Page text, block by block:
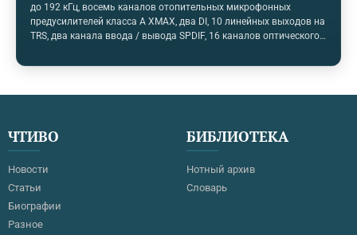
до 192 кГц, восемь каналов отопительных микрофонных
предусилителей класса А XMAX, два DI, 10 линейных выходов на
TRS, два канала ввода / вывода SPDIF, 16 каналов оптического
подключения нескольких устройств к вашей шине Thunderbolt).
функции отключения звука / моно и два независимых выхода
позволяет дистанционно управлять предусилителями XMAX
через ваш компьютер.Quantum…
ЧТИВО
Новости
Статьи
Биографии
Разное
БИБЛИОТЕКА
Нотный архив
Словарь